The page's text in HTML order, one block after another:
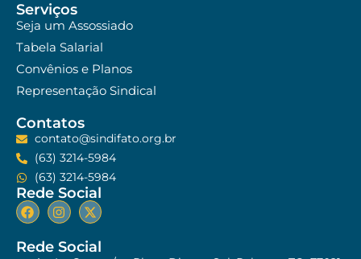
Serviços
Seja um Assossiado
Tabela Salarial
Convênios e Planos
Representação Sindical
Contatos
contato@sindifato.org.br
(63) 3214-5984
(63) 3214-5984
Rede Social
Rede Social